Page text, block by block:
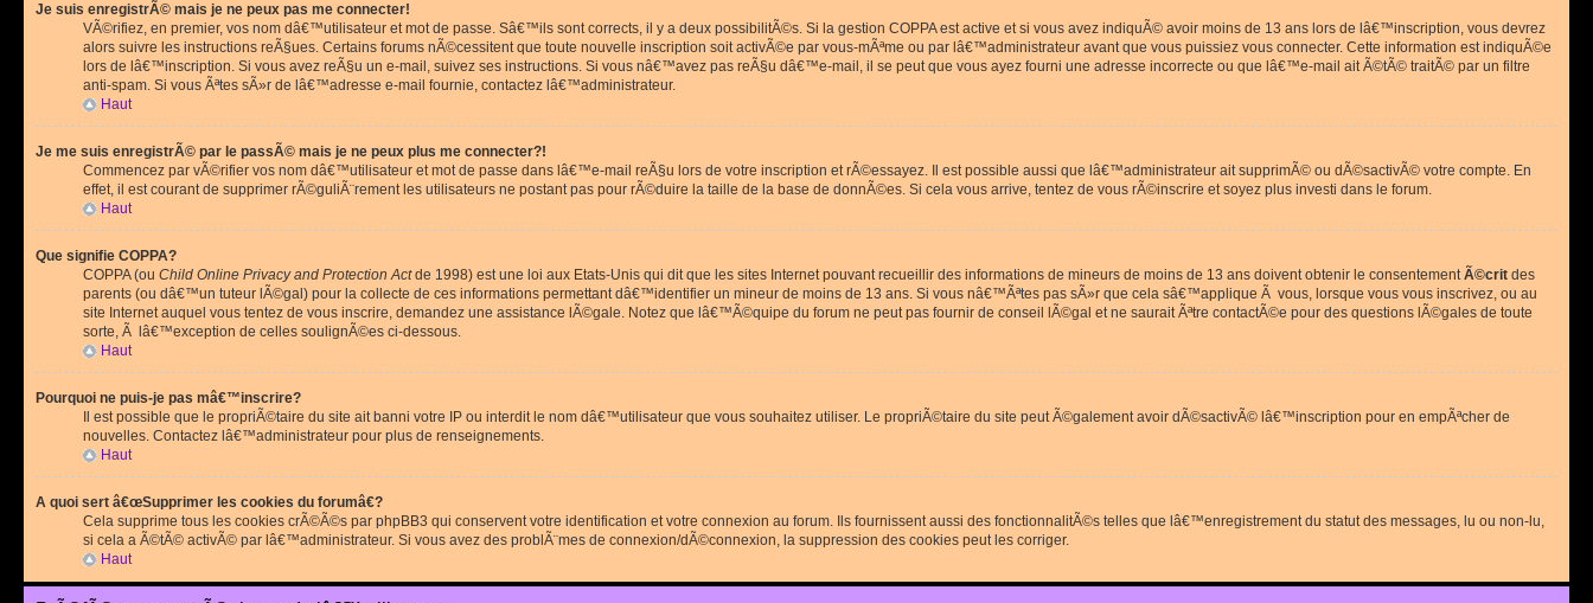
Je suis enregistrÃ© mais je ne peux pas me connecter!
VÃ©rifiez, en premier, vos nom dâ€™utilisateur et mot de passe. Sâ€™ils sont corrects, il y a deux possibilitÃ©s. Si la gestion COPPA est active et si vous avez indiquÃ© avoir moins de 13 ans lors de lâ€™inscription, vous devrez
alors suivre les instructions reÃ§ues. Certains forums nÃ©cessitent que toute nouvelle inscription soit activÃ©e par vous-mÃªme ou par lâ€™administrateur avant que vous puissiez vous connecter. Cette information est indiquÃ©e
lors de lâ€™inscription. Si vous avez reÃ§u un e-mail, suivez ses instructions. Si vous nâ€™avez pas reÃ§u dâ€™e-mail, il se peut que vous ayez fourni une adresse incorrecte ou que lâ€™e-mail ait Ã©tÃ© traitÃ© par un filtre
anti-spam. Si vous Ãªtes sÃ»r de lâ€™adresse e-mail fournie, contactez lâ€™administrateur.
Haut
Je me suis enregistrÃ© par le passÃ© mais je ne peux plus me connecter?!
Commencez par vÃ©rifier vos nom dâ€™utilisateur et mot de passe dans lâ€™e-mail reÃ§u lors de votre inscription et rÃ©essayez. Il est possible aussi que lâ€™administrateur ait supprimÃ© ou dÃ©sactivÃ© votre compte. En
effet, il est courant de supprimer rÃ©guliÃ¨rement les utilisateurs ne postant pas pour rÃ©duire la taille de la base de donnÃ©es. Si cela vous arrive, tentez de vous rÃ©inscrire et soyez plus investi dans le forum.
Haut
Que signifie COPPA?
COPPA (ou Child Online Privacy and Protection Actde 1998) est une loi aux Etats-Unis qui dit que les sites Internet pouvant recueillir des informations de mineurs de moins de 13 ans doivent obtenir le consentementÃ©crit des
parents (ou dâ€™un tuteur lÃ©gal) pour la collecte de ces informations permettant dâ€™identifier un mineur de moins de 13 ans. Si vous nâ€™Ãªtes pas sÃ»r que cela sâ€™applique Ã vous, lorsque vous vous inscrivez, ou au
site Internet auquel vous tentez de vous inscrire, demandez une assistance lÃ©gale. Notez que lâ€™Ã©quipe du forum ne peut pas fournir de conseil lÃ©gal et ne saurait Ãªtre contactÃ©e pour des questions lÃ©gales de toute
sorte, Ã lâ€™exception de celles soulignÃ©es ci-dessous.
Haut
Pourquoi ne puis-je pas mâ€™inscrire?
Il est possible que le propriÃ©taire du site ait banni votre IP ou interdit le nom dâ€™utilisateur que vous souhaitez utiliser. Le propriÃ©taire du site peut Ã©galement avoir dÃ©sactivÃ© lâ€™inscription pour en empÃªcher de
nouvelles. Contactez lâ€™administrateur pour plus de renseignements.
Haut
A quoi sert â€œSupprimer les cookies du forumâ€?
Cela supprime tous les cookies crÃ©Ã©s par phpBB3 qui conservent votre identification et votre connexion au forum. Ils fournissent aussi des fonctionnalitÃ©s telles que lâ€™enregistrement du statut des messages, lu ou non-lu,
si cela a Ã©tÃ© activÃ© par lâ€™administrateur. Si vous avez des problÃ¨mes de connexion/dÃ©connexion, la suppression des cookies peut les corriger.
Haut